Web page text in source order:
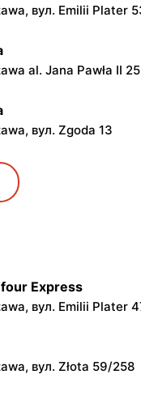
вул. Emilii Plater
al. Jana Pawła II 25
вул. Zgoda 13
Żurawia 14
Express
вул. Emilii Plater
вул. Złota 59/258